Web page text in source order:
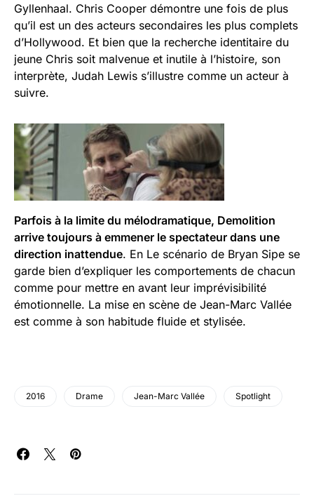
Gyllenhaal. Chris Cooper démontre une fois de plus
qu’il est un des acteurs secondaires les plus complets
d’Hollywood. Et bien que la recherche identitaire du
jeune Chris soit malvenue et inutile à l’histoire, son
interprète, Judah Lewis s’illustre comme un acteur à
suivre.
Parfois à la limite du mélodramatique, Demolition
arrive toujours à emmener le spectateur dans une
direction inattendue. En Le scénario de Bryan Sipe se
garde bien d’expliquer les comportements de chacun
comme pour mettre en avant leur imprévisibilité
émotionnelle. La mise en scène de Jean-Marc Vallée
est comme à son habitude fluide et stylisée.
2016 Drame Jean-Marc Vallée Spotlight